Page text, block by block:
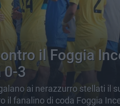
il Foggia
0-3
ai nerazzurro stellati il
il fanalino di coda Foggia